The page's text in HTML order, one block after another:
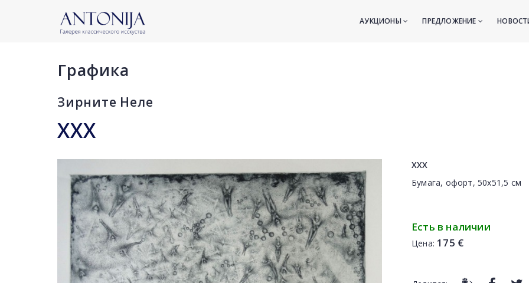
АУКЦИОНЫ ПРЕДЛОЖЕНИЕ
Графика
Зирните Неле
XXX
XXX
Бумага, офорт, 50х51,5 см
Есть в наличии
Цена: 175 €